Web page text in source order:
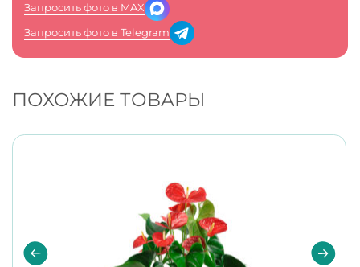
Запросить фото в MAX
Запросить фото в Telegram
ПОХОЖИЕ ТОВАРЫ